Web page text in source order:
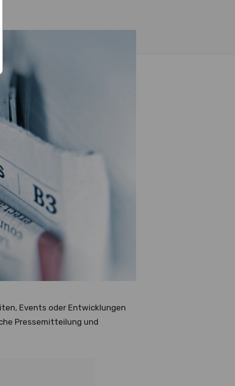
Events oder Entwicklungen
Pressemitteilung und